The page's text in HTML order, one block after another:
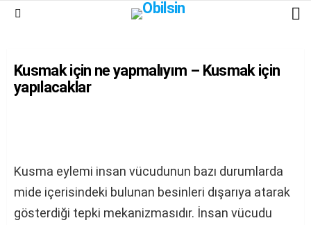
Kusmak için ne yapmalıyım – Kusmak için
yapılacaklar
Kusma eylemi insan vücudunun bazı durumlarda
mide içerisindeki bulunan besinleri dışarıya atarak
gösterdiği tepki mekanizmasıdır. İnsan vücudu